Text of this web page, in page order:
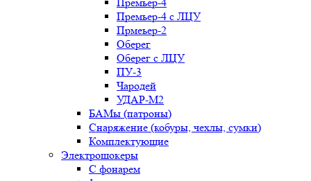
Премьер-4 с ЛЦУ
Прмеьер-2
Оберег
Оберег с ЛЦУ
ПУ-3
Чародей
УДАР-М2
БАМы (патроны)
Снаряжение (кобуры, чехлы, сумки)
Комплектующие
Электрошокеры
С фонарем